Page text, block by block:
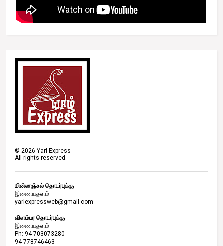
©2026 Yarl Express
All rights reserved.
மின்னஞ்சல் தொடர்புக்கு
இணையதளம்
yarlexpressweb@gmail.com
விளம்பர தொடர்புக்கு
இணையதளம்
Ph: 94-703073280
94-778746463